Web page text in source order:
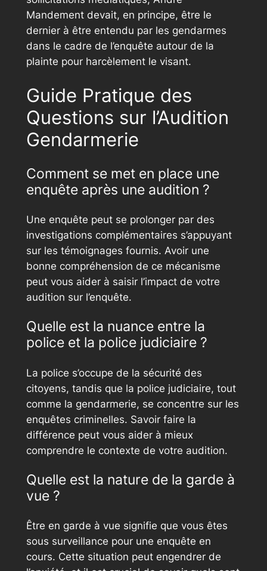
Mandement devait, en principe, être le
dernier à être entendu par les gendarmes
dans le cadre de l’enquête autour de la
plainte pour harcèlement le visant.
Guide Pratique des
Questions sur l’Audition
Gendarmerie
Comment se met en place une
enquête après une audition ?
Une enquête peut se prolonger par des
investigations complémentaires s’appuyant
sur les témoignages fournis. Avoir une
bonne compréhension de ce mécanisme
peut vous aider à saisir l’impact de votre
audition sur l’enquête.
Quelle est la nuance entre la
police et la police judiciaire ?
La police s’occupe de la sécurité des
citoyens, tandis que la police judiciaire, tout
comme la gendarmerie, se concentre sur les
enquêtes criminelles. Savoir faire la
différence peut vous aider à mieux
comprendre le contexte de votre audition.
Quelle est la nature de la garde à
vue ?
Être en garde à vue signifie que vous êtes
sous surveillance pour une enquête en
cours. Cette situation peut engendrer de